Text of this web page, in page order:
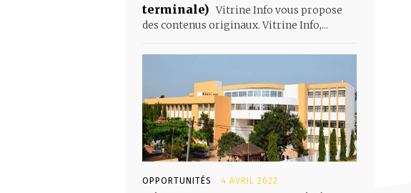
terminale) Vitrine Info vous propose
des contenus originaux. Vitrine Info,...
OPPORTUNITÉS 4 AVRIL 2022